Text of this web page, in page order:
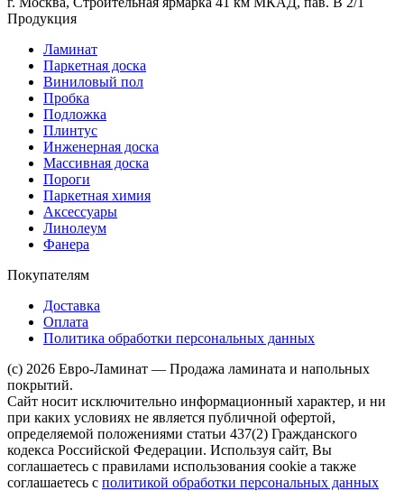
Продукция
Ламинат
Паркетная доска
Виниловый пол
Пробка
Подложка
Плинтус
Инженерная доска
Массивная доска
Пороги
Паркетная химия
Аксессуары
Линолеум
Фанера
Покупателям
Доставка
Оплата
Политика обработки персональных данных
(c) 2026 Евро-Ламинат — Продажа ламината и напольных
покрытий.
Сайт носит исключительно информационный характер, и ни
при каких условиях не является публичной офертой,
определяемой положениями статьи 437(2) Гражданского
кодекса Российской Федерации. Используя сайт, Вы
соглашаетесь с правилами использования cookie а также
соглашаетесь с политикой обработки персональных данных